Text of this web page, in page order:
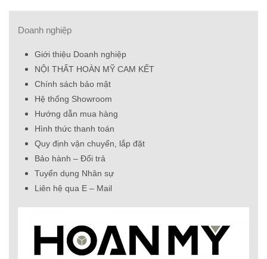
Doanh nghiệp
Giới thiệu Doanh nghiệp
NỘI THẤT HOÀN MỸ CAM KẾT
Chính sách bảo mật
Hệ thống Showroom
Hướng dẫn mua hàng
Hình thức thanh toán
Quy định vận chuyển, lắp đặt
Bảo hành – Đổi trả
Tuyển dụng Nhân sự
Liên hệ qua E – Mail